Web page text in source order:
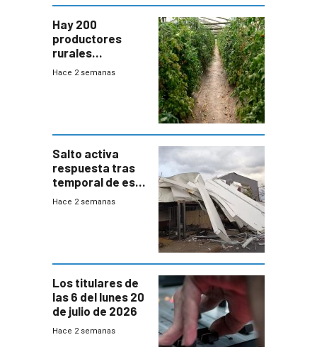
Hay 200
productores
rurales
afectados tras
Hace 2 semanas
Salto activa
respuesta tras
temporal de este
sábado con
Hace 2 semanas
Los titulares de
las 6 del lunes 20
de julio de 2026
Hace 2 semanas